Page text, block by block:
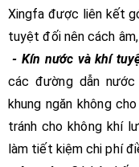
Xingfa được liên kết
tuyệt đối nên cách
- Kín nước và khí
các đường dẫn
khung ngăn không
tránh cho không khí
làm tiết kiệm chi phí